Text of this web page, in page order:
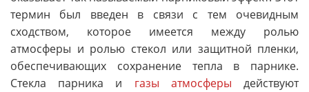
термин был введен в связи с тем очевидным
сходством, которое имеется между ролью
атмосферы и ролью стекол или защитной пленки,
обеспечивающих сохранение тепла в парнике.
Стекла парника и газы атмосферы действуют